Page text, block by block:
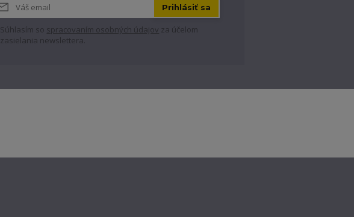
Prihlásiť sa
Súhlasím so spracovaním osobných údajov za účelom
zasielania newslettera.